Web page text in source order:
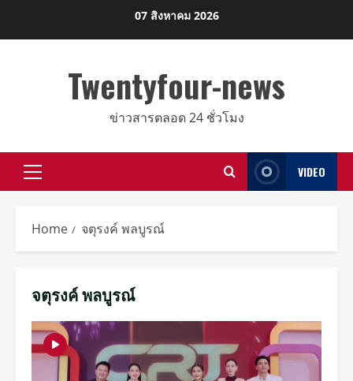
07 สิงหาคม 2026
Twentyfour-news
ข่าวสารตลอด 24 ชั่วโมง
Primary
VIDEO
Home จตุรงค์ พลบูรณ์
จตุรงค์ พลบูรณ์